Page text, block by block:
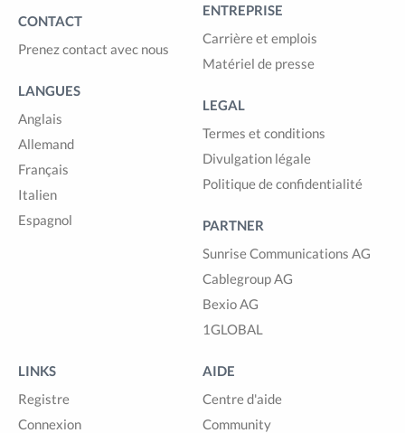
CONTACT
Prenez contact avec nous
LANGUES
Anglais
Allemand
Français
Italien
Espagnol
ENTREPRISE
Carrière et emplois
Matériel de presse
LEGAL
Termes et conditions
Divulgation légale
Politique de confidentialité
PARTNER
Sunrise Communications AG
Cablegroup AG
Bexio AG
1GLOBAL
LINKS
Registre
Connexion
AIDE
Centre d'aide
Community